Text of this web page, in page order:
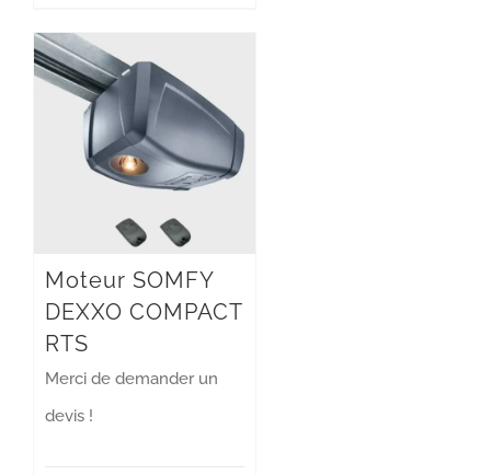
Moteur SOMFY
DEXXO COMPACT
RTS
Merci de demander un
devis !